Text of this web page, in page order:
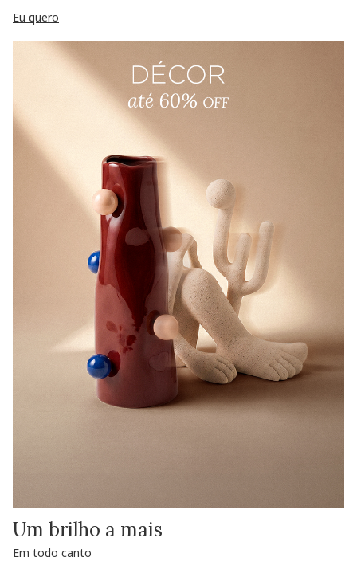
Eu quero
Um brilho a mais
Em todo canto